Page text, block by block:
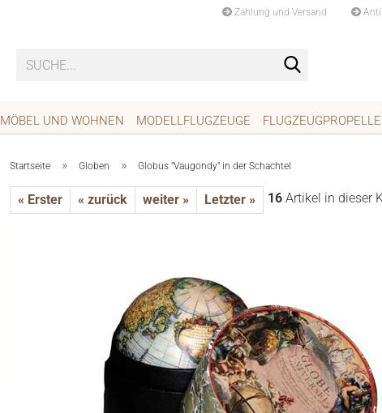
Zahlung und Versand
MÖBEL UND WOHNEN MODELLFLUGZEUGE
Startseite » Globen » Globus "Vaugondy" in der Schachtel
« Erster « zurück weiter » Letzter » 16 Artikel in dieser